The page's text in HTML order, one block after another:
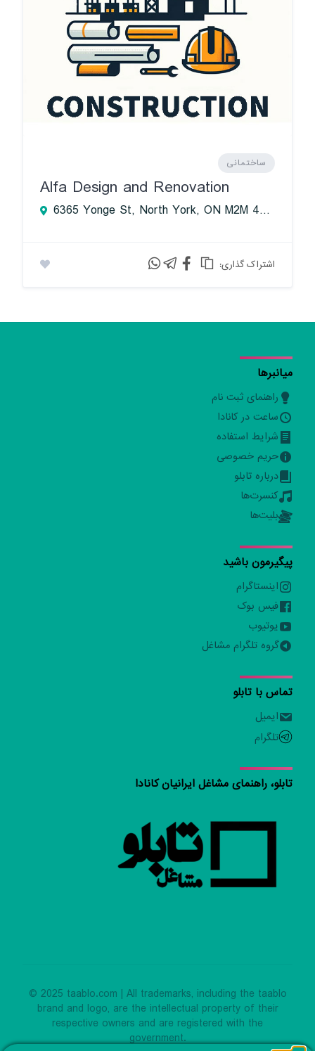
ساختمانی
Alfa Design and Renovation
6365 Yonge St, North York, ON M2M 4J8, Canada
:اشتراک گذاری
میانبرها
راهنمای ثبت نام
ساعت در کانادا
شرایط استفاده
حریم خصوصی
درباره تابلو
کنسرت‌ها
بلیت‌ها
پیگیرمون باشید
اینستاگرام
فیس بوک
یوتیوب
گروه تلگرام مشاغل
تماس با تابلو
ایمیل
تلگرام
تابلو، راهنمای مشاغل ایرانیان کانادا
© 2025 taablo.com | All trademarks, including the taablo
brand and logo, are the intellectual property of their
respective owners and are registered with the
government.